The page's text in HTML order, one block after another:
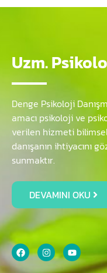
Uzm.
Denge Psikoloji
amacı psikoloji ve
verilen hizmeti
danışanın ihtiyacını
sunmaktır.
DEVAMINI OKU